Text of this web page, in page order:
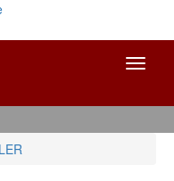
Menü